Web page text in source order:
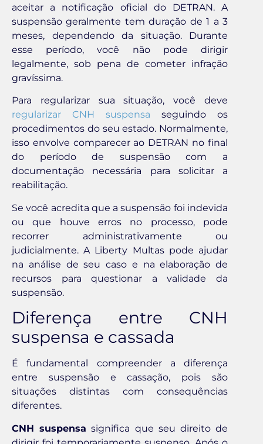
aceitar a notificação oficial do DETRAN. A
suspensão geralmente tem duração de 1 a 3
meses, dependendo da situação. Durante
esse período, você não pode dirigir
legalmente, sob pena de cometer infração
gravíssima.
Para regularizar sua situação, você deve
regularizar CNH suspensa seguindo os
procedimentos do seu estado. Normalmente,
isso envolve comparecer ao DETRAN no final
do período de suspensão com a
documentação necessária para solicitar a
reabilitação.
Se você acredita que a suspensão foi indevida
ou que houve erros no processo, pode
recorrer administrativamente ou
judicialmente. A Liberty Multas pode ajudar
na análise de seu caso e na elaboração de
recursos para questionar a validade da
suspensão.
Diferença entre CNH
suspensa e cassada
É fundamental compreender a diferença
entre suspensão e cassação, pois são
situações distintas com consequências
diferentes.
CNH suspensa significa que seu direito de